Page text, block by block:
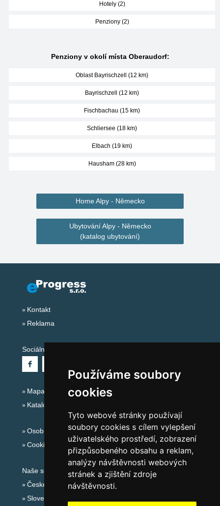
Používáme soubory
cookies
Tyto webové stránky používají
soubory cookies s cílem vylepšení
uživatelského prostředí, zobrazení
přizpůsobeného obsahu a reklam,
analýzy návštěvnosti webových
stránek a zjištění zdroje
návštěvnosti.
Hotely (2)
Penziony (2)
Penziony v okolí místa Oberaudorf:
Oblast Bayrischzell (12 km)
Bayrischzell (12 km)
Fischbachau (15 km)
Schliersee (18 km)
Elbach (19 km)
Hausham (28 km)
Home Alpy - Německo
Ubytování Alpy - Německo
(katalog ubytování)
Kontakt
Reklama
Sociální sítě:
Mapa serveru Alpy - Německo
Katalog ubytování
Osobní údaje
Cookies
Naše servery:
České hory
Slovenské hory